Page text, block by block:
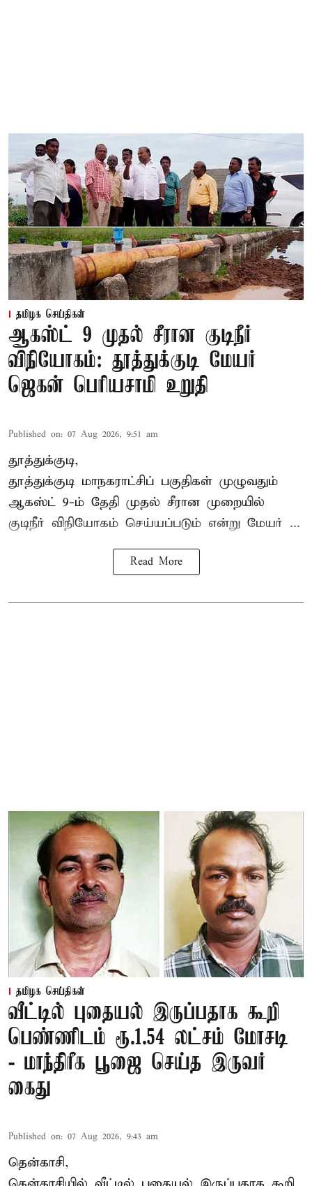
தமிழக செய்திகள்
ஆகஸ்ட் 9 முதல் சீரான குடிநீர்
விநியோகம்: தூத்துக்குடி மேயர்
ஜெகன் பெரியசாமி உறுதி
Published on: 07 Aug 2026, 9:51 am
தூத்துக்குடி,
தூத்துக்குடி மாநகராட்சிப் பகுதிகள் முழுவதும்
ஆகஸ்ட் 9-ம் தேதி முதல் சீரான முறையில்
குடிநீர் விநியோகம் செய்யப்படும் என்று மேயர் ...
Read More
தமிழக செய்திகள்
வீட்டில் புதையல் இருப்பதாக கூறி
பெண்ணிடம் ரூ.1.54 லட்சம் மோசடி
- மாந்திரீக பூஜை செய்த இருவர்
கைது
Published on: 07 Aug 2026, 9:43 am
தென்காசி,